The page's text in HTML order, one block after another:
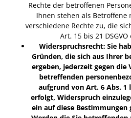
Rechte der betroffenen
Ihnen stehen als Betroffene
verschiedene Rechte zu, die
Art. 15 bis 21
Widerspruchsrecht: Sie
Gründen, die sich aus Ihrer
ergeben, jederzeit gegen die
betreffenden
aufgrund von Art. 6 Abs. 1
erfolgt, Widerspruch
ein auf diese